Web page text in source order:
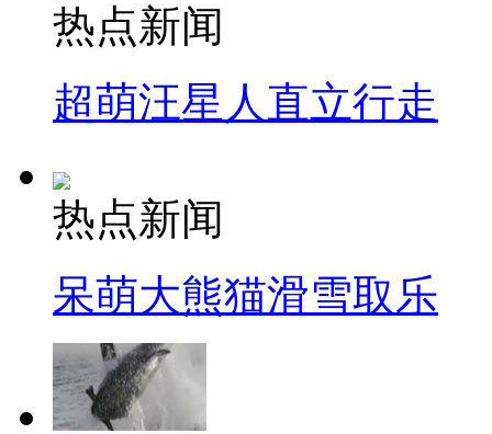
热点新闻
超萌汪星人直立行走
热点新闻
呆萌大熊猫滑雪取乐